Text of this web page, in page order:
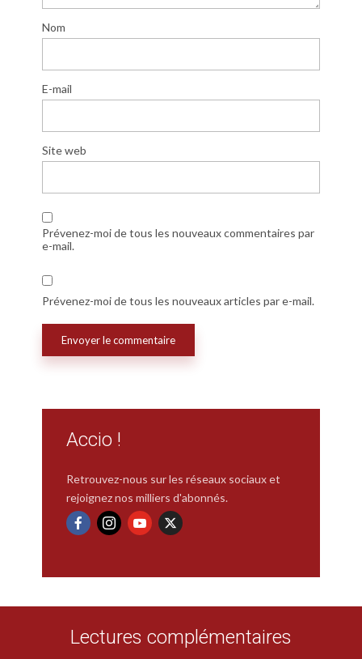
Nom
E-mail
Site web
Prévenez-moi de tous les nouveaux commentaires par
e-mail.
Prévenez-moi de tous les nouveaux articles par e-mail.
Accio !
Retrouvez-nous sur les réseaux sociaux et
rejoignez nos milliers d'abonnés.
Lectures complémentaires